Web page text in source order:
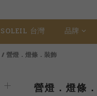
SOLEIL 台灣 品牌
/ 營燈．燈條．裝飾
營燈．燈條